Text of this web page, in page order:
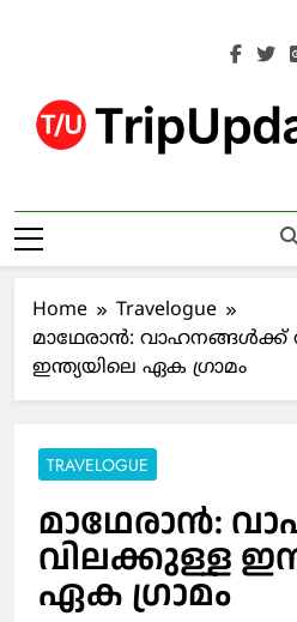
Trip Updates
Home
Travelogue
മാഥേരാൻ: വാഹനങ്ങൾക്ക്
ഇന്ത്യയിലെ ഏക ഗ്രാമം
TRAVELOGUE
മാഥേരാൻ:
വിലക്കുള്ള
ഏക ഗ്രാമം